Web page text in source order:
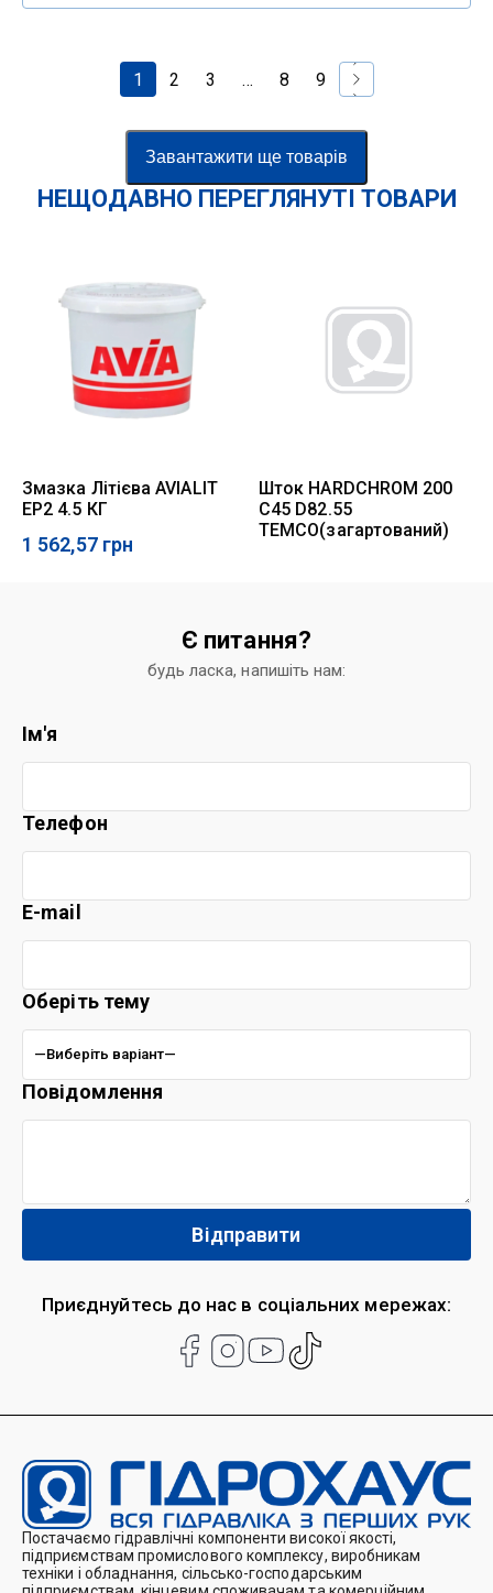
1 2 3 … 8 9
Завантажити ще товарів
НЕЩОДАВНО ПЕРЕГЛЯНУТІ ТОВАРИ
Змазка Літієва AVIALIT
EP2 4.5 КГ
1 562,57 грн
Шток HARDCHROM 200
C45 D82.55
TEMCO(загартований)
Є питання?
будь ласка, напишіть нам:
Приєднуйтесь до нас в соціальних мережах:
Ім'я
Телефон
E-mail
Оберіть тему
Повідомлення
Постачаємо гідравлічні компоненти високої якості,
підприємствам промислового комплексу, виробникам
техніки і обладнання, сільсько-господарським